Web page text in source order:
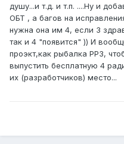
душу...и т.д. и т.п. ....Ну и
ОБТ , а багов на
нужна она им 4, если 3
так и 4 "появится" )) И
проэкт,как рыбалка РР3,
выпустить бесплатную 4
их (разработчиков) место...